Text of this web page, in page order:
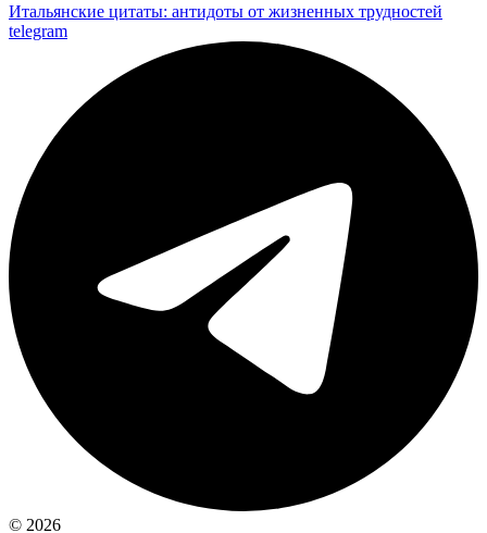
Итальянские цитаты: антидоты от жизненных трудностей
telegram
© 2026